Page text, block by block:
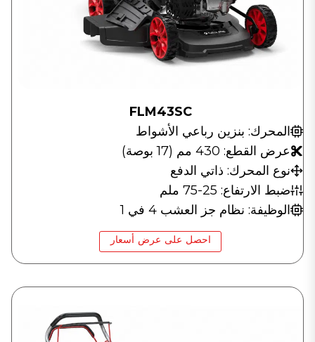
FLM43SC
المحرك: بنزين رباعي الأشواط
عرض القطع: 430 مم (17 بوصة)
نوع المحرك: ذاتي الدفع
ضبط الارتفاع: 25-75 ملم
الوظيفة: نظام جز العشب 4 في 1
احصل على عرض أسعار